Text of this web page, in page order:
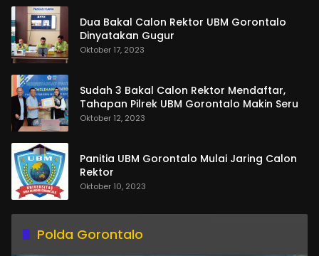
Dua Bakal Calon Rektor UBM Gorontalo
Dinyatakan Gugur
Oktober 17, 2023
Sudah 3 Bakal Calon Rektor Mendaftar,
Tahapan Pilrek UBM Gorontalo Makin Seru
Oktober 12, 2023
Panitia UBM Gorontalo Mulai Jaring Calon
Rektor
Oktober 10, 2023
Polda Gorontalo